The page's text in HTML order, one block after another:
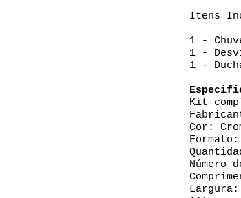
Itens
1 -
1 -
1 -
Kit
Cor:
Formato:
Número